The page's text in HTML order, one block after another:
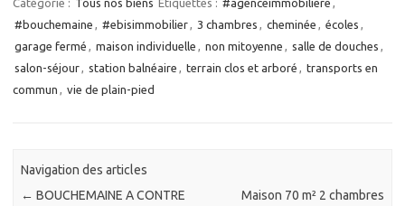
#bouchemaine
#ebisimmobilier 3 chambres cheminée écoles
garage fermé
maison individuelle non mitoyenne salle de douches
salon-séjour
station balnéaire terrain clos et arboré
transports en
commun
vie de plain-pied
Navigation des articles
← BOUCHEMAINE A CONTRE
Maison 70 m² 2 chambres